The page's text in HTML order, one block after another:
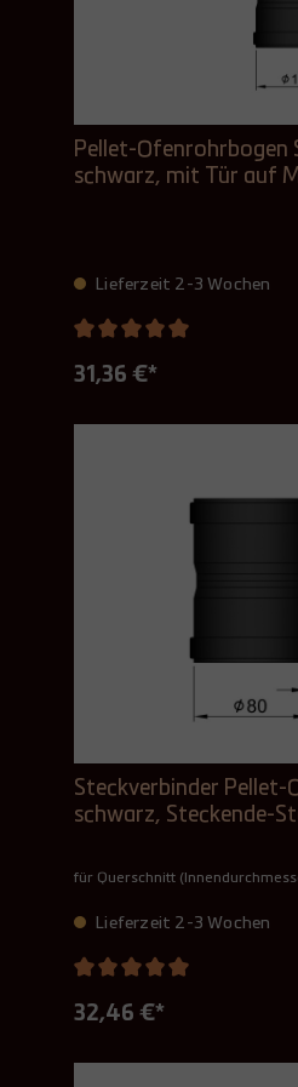
Pellet-Ofenrohrbogen
schwarz, mit Tür auf
Lieferzeit 2-3 Wochen
31,36 €*
Steckverbinder Pellet-
schwarz, Steckende-
für Querschnitt
Lieferzeit 2-3 Wochen
32,46 €*